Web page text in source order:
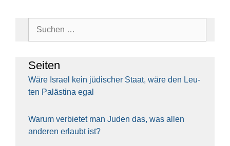
Sei­ten
Wäre Isra­el kein jüdi­scher Staat, wäre den Leu­
ten Paläs­ti­na egal
War­um ver­bie­tet man Juden das, was allen
ande­ren erlaubt ist?